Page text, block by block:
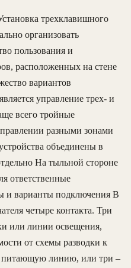
трехклавишного
организовать
пользования и
расположенных на стене
вариантов
управление трех- и
всего тройные
разными зонами
объединены в
На тыльной стороне
ответственные
и варианты подключения В
четыре контакта. Три
или линии освещения,
от схемы разводки к
питающую линию, или три –